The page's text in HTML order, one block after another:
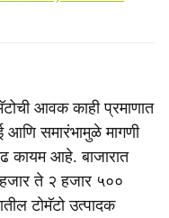
आवक काही प्रमाणात
आणि समारंभामुळे मागणी
कायम आहे. बाजारात
हजार ते २ हजार ५००
टोमॅटो उत्पादक